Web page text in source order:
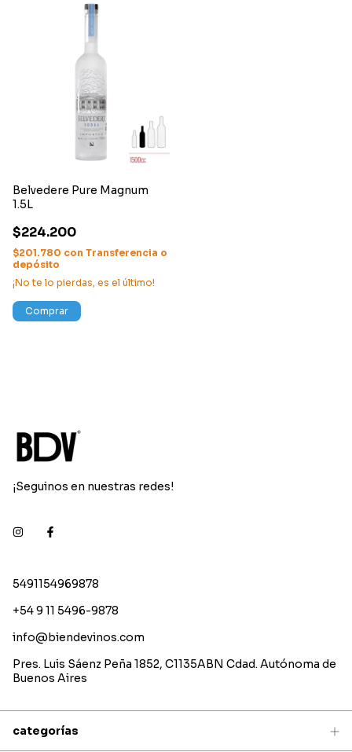
Belvedere Pure Magnum
1.5L
$224.200
$201.780 con Transferencia o
depósito
¡No te lo pierdas, es el último!
Comprar
¡Seguinos en nuestras redes!
5491154969878
+54 9 11 5496-9878
info@biendevinos.com
Pres. Luis Sáenz Peña 1852, C1135ABN Cdad. Autónoma de
Buenos Aires
categorías